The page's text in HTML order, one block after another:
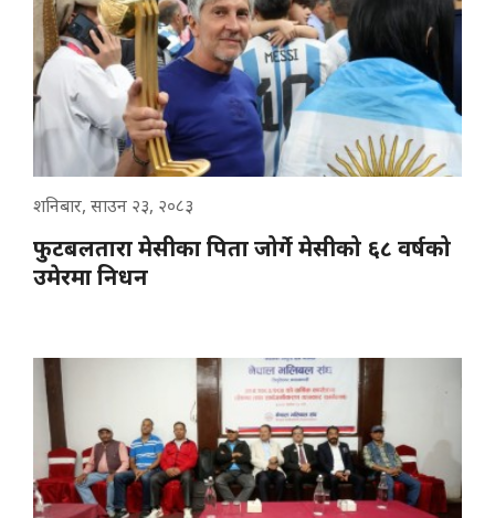
शनिबार, साउन २३, २०८३
फुटबलतारा मेसीका पिता जोर्गे मेसीको ६८ वर्षको
उमेरमा निधन